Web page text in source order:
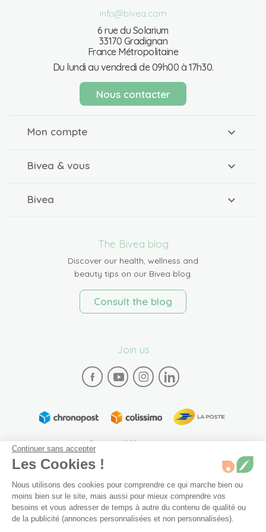
info@bivea.com
6 rue du Solarium
33170 Gradignan
France Métropolitaine
Du lundi au vendredi de 09h00 à 17h30.
Nous contacter
Mon compte
Bivea & vous
Bivea
The Bivea blog
Discover our health, wellness and
beauty tips on our Bivea blog.
Consult the blog
Join us
Paiement 100% sécurisé
Plan du site Mentions légales Conditions générales de vente
Continuer sans accepter
Les Cookies !
Nous utilisons des cookies pour comprendre ce qui marche bien ou
moins bien sur le site, mais aussi pour mieux comprendre vos
besoins et vous adresser de temps à autre du contenu de qualité ou
de la publicité (annonces personnalisées et non personnalisées).